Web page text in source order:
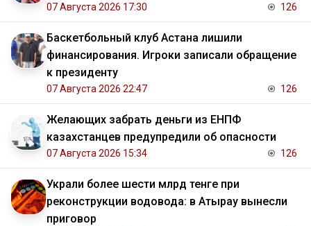
07 Августа 2026 17:30 126
Баскетбольный клуб Астана лишили
финансирования. Игроки записали обращение
к президенту
07 Августа 2026 22:47 126
Желающих забрать деньги из ЕНПФ
казахстанцев предупредили об опасности
07 Августа 2026 15:34 126
Украли более шести млрд тенге при
реконструкции водовода: в Атырау вынесли
приговор